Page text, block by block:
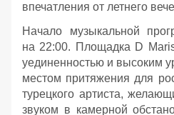
впечатления от летнего
Начало музыкальной
на 22:00. Площадка D
уединенностью и высоким
местом притяжения для
турецкого артиста,
звуком в камерной